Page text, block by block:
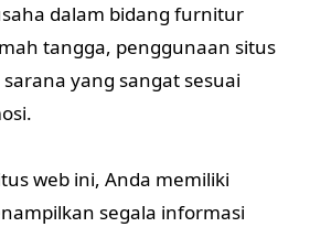
dalam bidang furnitur
tangga, penggunaan situs
yang sangat sesuai
web ini, Anda memiliki
segala informasi